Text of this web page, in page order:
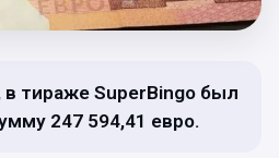
в тираже SuperBingo был
247 594,41 евро.